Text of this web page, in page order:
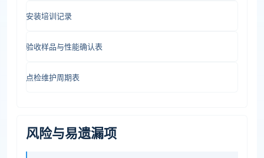
安装培训记录
验收样品与性能确认表
点检维护周期表
风险与易遗漏项